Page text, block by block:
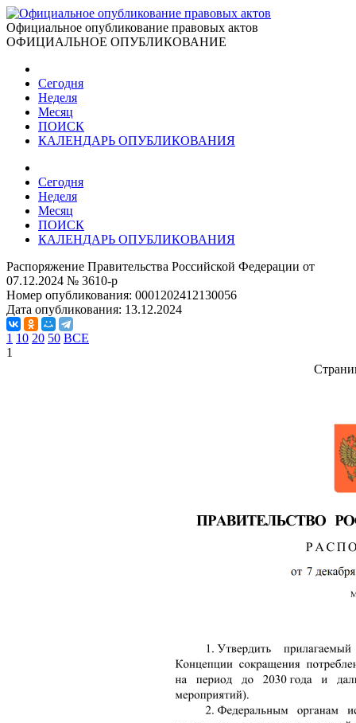
Официальное опубликование правовых актов
ОФИЦИАЛЬНОЕ ОПУБЛИКОВАНИЕ
Сегодня
Неделя
Месяц
ПОИСК
КАЛЕНДАРЬ ОПУБЛИКОВАНИЯ
Сегодня
Неделя
Месяц
ПОИСК
КАЛЕНДАРЬ ОПУБЛИКОВАНИЯ
Распоряжение Правительства Российской Федерации от
07.12.2024 № 3610-р
Номер опубликования: 0001202412130056
Дата опубликования: 13.12.2024
1 10 20 50 ВСЕ
1